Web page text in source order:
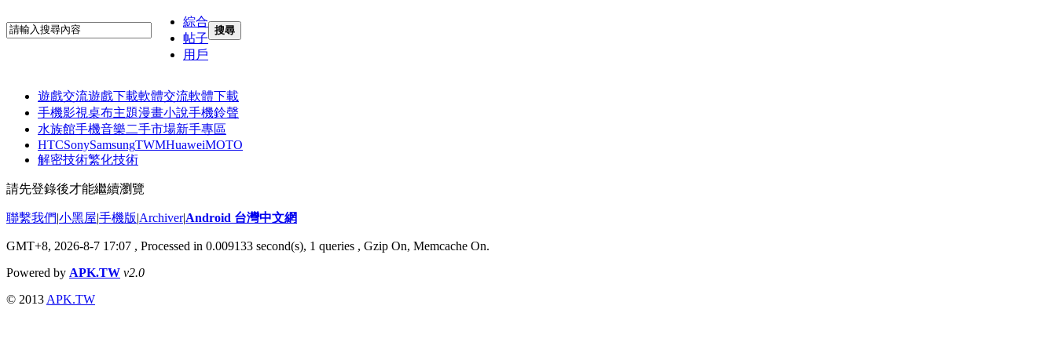
綜合
帖子
用戶
搜尋
遊戲交流遊戲下載軟體交流軟體下載
手機影視桌布主題漫畫小說手機鈴聲
水族館手機音樂二手市場新手專區
HTCSonySamsungTWMHuaweiMOTO
解密技術繁化技術
請先登錄後才能繼續瀏覽
聯繫我們|小黑屋|手機版|Archiver|Android 台灣中文網
GMT+8, 2026-8-7 17:07 , Processed in 0.009133 second(s), 1 queries , Gzip On, Memcache On.
Powered by APK.TW v2.0
© 2013 APK.TW